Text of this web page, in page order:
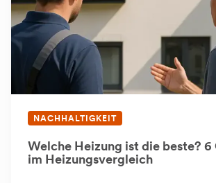
NACHHALTIGKEIT
Welche Heizung ist die beste?
im Heizungsvergleich